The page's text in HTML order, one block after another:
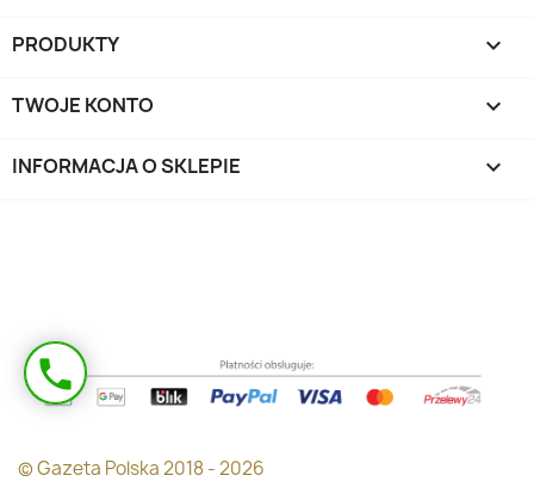
PRODUKTY 
TWOJE KONTO 
INFORMACJA O SKLEPIE keyboard_arrow_down
Masz pytanie?
Oddzwonimy!
phone
© Gazeta Polska 2018 - 2026